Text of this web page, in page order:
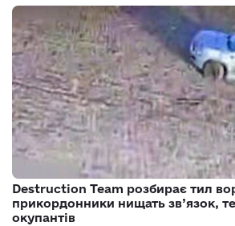
Destruction Team розбирає тил
прикордонники нищать зв’язок,
окупантів